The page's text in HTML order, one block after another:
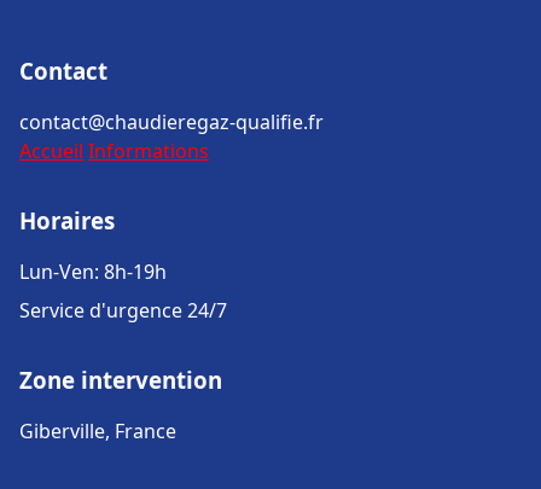
Contact
contact@chaudieregaz-qualifie.fr
Accueil Informations
Horaires
Lun-Ven: 8h-19h
Service d'urgence 24/7
Zone intervention
Giberville, France